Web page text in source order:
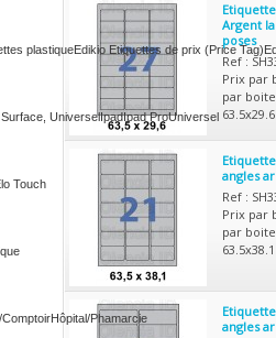
plastiqueEdikio Etiquettes de prix (Price Tag)
UniverselIpadIpad ProUniversel
Touch
ComptoirHôpital/Phamarcie
Argent
poses
Ref :
Prix par
par
angles
Ref :
Prix par
par
angles